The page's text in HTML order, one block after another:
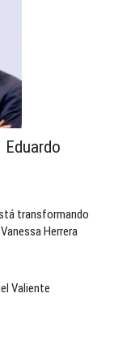
transformando
Herrera
Valiente